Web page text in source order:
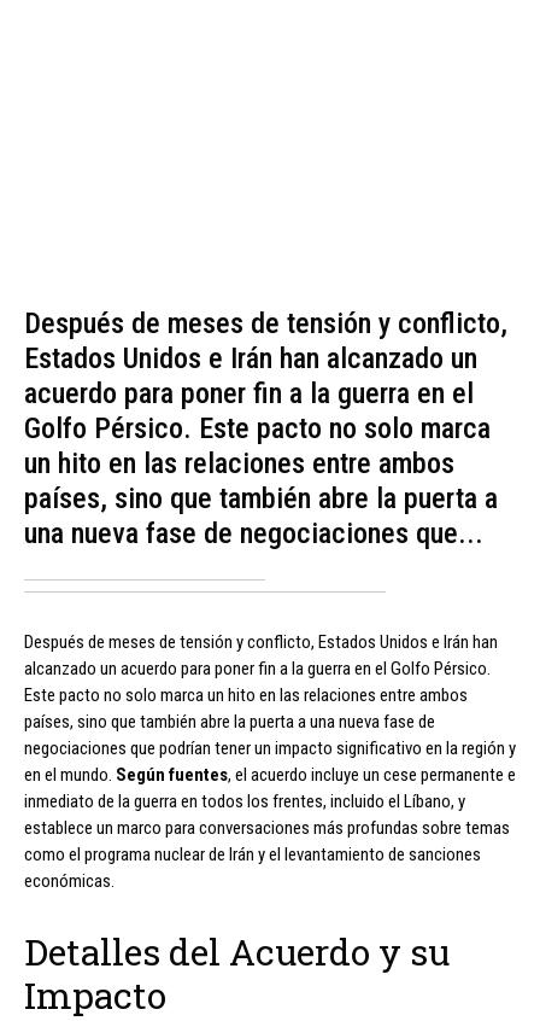
Después de meses de tensión y conflicto,
Estados Unidos e Irán han alcanzado un
acuerdo para poner fin a la guerra en el
Golfo Pérsico. Este pacto no solo marca
un hito en las relaciones entre ambos
países, sino que también abre la puerta a
una nueva fase de negociaciones que...
Después de meses de tensión y conflicto, Estados Unidos e Irán han
alcanzado un acuerdo para poner fin a la guerra en el Golfo Pérsico.
Este pacto no solo marca un hito en las relaciones entre ambos
países, sino que también abre la puerta a una nueva fase de
negociaciones que podrían tener un impacto significativo en la región y
en el mundo. Según fuentes, el acuerdo incluye un cese permanente e
inmediato de la guerra en todos los frentes, incluido el Líbano, y
establece un marco para conversaciones más profundas sobre temas
como el programa nuclear de Irán y el levantamiento de sanciones
económicas.
Detalles del Acuerdo y su
Impacto